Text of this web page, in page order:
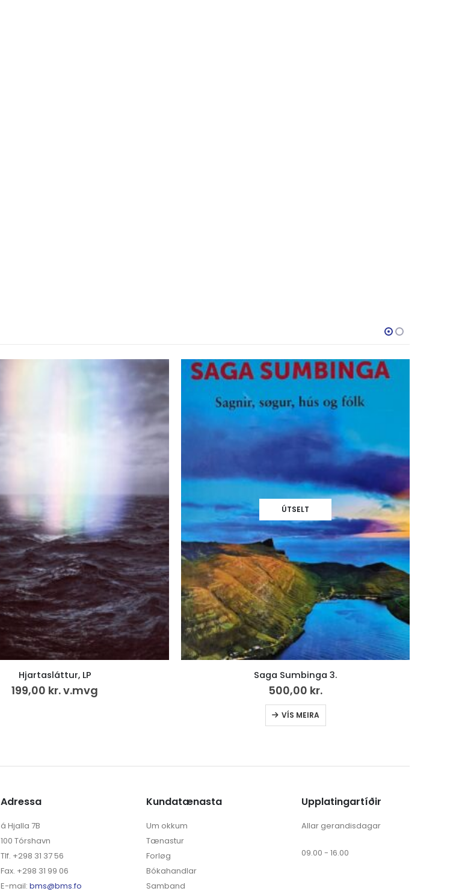
Saga Sumbinga 3.
500,00kr.
Vencil nr. 21 /2023
250,00 kr.
Adressa
á Hjalla 7B
100 Tórshavn
Tlf. +298 31 37 56
Fax. +298 31 99 06
E-mail: bms@bms.fo
Kundatænasta
Um okkum
Tænastur
Forløg
Bókahandlar
Samband
Upplatingartíðir
Allar gerandisdagar
09.00 - 16.00